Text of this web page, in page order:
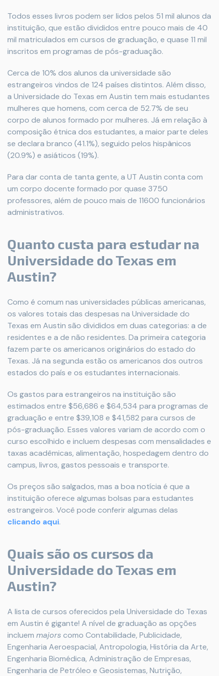
Todos esses livros podem ser lidos pelos 51 mil alunos da
instituição, que estão divididos entre pouco mais de 40
mil matriculados em cursos de graduação, e quase 11 mil
inscritos em programas de pós-graduação.
Cerca de 10% dos alunos da universidade são
estrangeiros vindos de 124 países distintos. Além disso,
a Universidade do Texas em Austin tem mais estudantes
mulheres que homens, com cerca de 52.7% de seu
corpo de alunos formado por mulheres. Já em relação à
composição étnica dos estudantes, a maior parte deles
se declara branco (41.1%), seguido pelos hispânicos
(20.9%) e asiáticos (19%).
Para dar conta de tanta gente, a UT Austin conta com
um corpo docente formado por quase 3750
professores, além de pouco mais de 11600 funcionários
administrativos.
Quanto custa para estudar na
Universidade do Texas em
Austin?
Como é comum nas universidades públicas americanas,
os valores totais das despesas na Universidade do
Texas em Austin são divididos em duas categorias: a de
residentes e a de não residentes. Da primeira categoria
fazem parte os americanos originários do estado do
Texas. Já na segunda estão os americanos dos outros
estados do país e os estudantes internacionais.
Os gastos para estrangeiros na instituição são
estimados entre $56,686 e $64,534 para programas de
graduação e entre $39,108 e $41,582 para cursos de
pós-graduação. Esses valores variam de acordo com o
curso escolhido e incluem despesas com mensalidades e
taxas acadêmicas, alimentação, hospedagem dentro do
campus, livros, gastos pessoais e transporte.
Os preços são salgados, mas a boa notícia é que a
instituição oferece algumas bolsas para estudantes
estrangeiros. Você pode conferir algumas delas
clicando aqui.
Quais são os cursos da
Universidade do Texas em
Austin?
A lista de cursos oferecidos pela Universidade do Texas
em Austin é gigante! A nível de graduação as opções
incluem majors como Contabilidade, Publicidade,
Engenharia Aeroespacial, Antropologia, História da Arte,
Engenharia Biomédica, Administração de Empresas,
Engenharia de Petróleo e Geosistemas, Nutrição,